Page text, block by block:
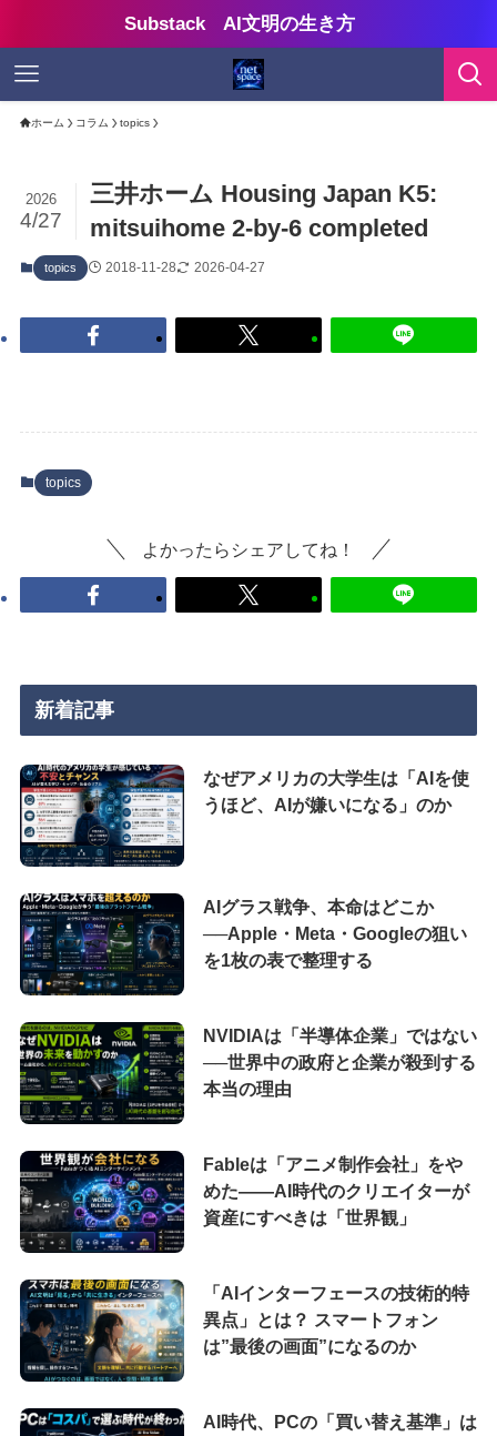
Substack AI文明の生き方
ホーム コラム topics
三井ホーム Housing Japan K5:
mitsuihome 2-by-6 completed
2026
4/27
topics 2018-11-28 2026-04-27
topics
よかったらシェアしてね！
新着記事
なぜアメリカの大学生は「AIを使
うほど、AIが嫌いになる」のか
AIグラス戦争、本命はどこか
──Apple・Meta・Googleの狙い
を1枚の表で整理する
NVIDIAは「半導体企業」ではない
──世界中の政府と企業が殺到する
本当の理由
Fableは「アニメ制作会社」をや
めた――AI時代のクリエイターが
資産にすべきは「世界観」
「AIインターフェースの技術的特
異点」とは？ スマートフォン
は”最後の画面”になるのか
AI時代、PCの「買い替え基準」は